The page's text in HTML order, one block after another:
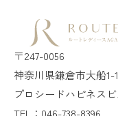
〒247-0056
神奈川県鎌倉市大船1-
プロシードハピネス